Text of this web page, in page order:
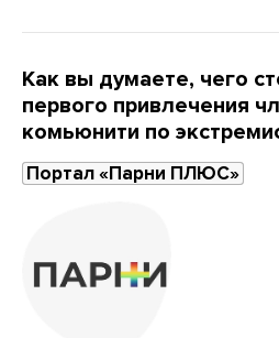
Как вы думаете, чего
первого привлечения
комьюнити по
Портал «Парни ПЛЮС»